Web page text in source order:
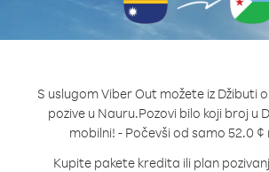
S uslugom Viber Out možete iz Džibuti
pozive u Nauru.Pozovi bilo koji broj u
mobilni! - Počevši od samo 52.0 ¢
Kupite pakete kredita ili plan